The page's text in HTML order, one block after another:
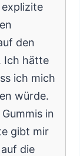
den
Ich hätte
ich mich
würde.
in
gibt mir
die